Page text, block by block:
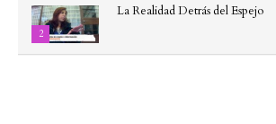
2
La Realidad Detrás del Espejo